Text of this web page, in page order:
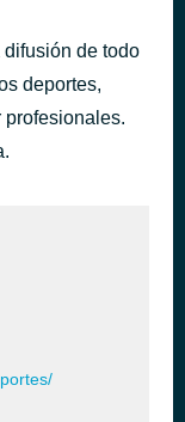
hace 1 hora
de todo
deportes,